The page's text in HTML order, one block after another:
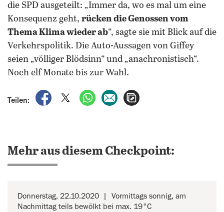
die SPD ausgeteilt: „Immer da, wo es mal um eine
Konsequenz geht, rücken die Genossen vom
Thema Klima wieder ab“, sagte sie mit Blick auf die
Verkehrspolitik. Die Auto-Aussagen von Giffey
seien „völliger Blödsinn“ und „anachronistisch“.
Noch elf Monate bis zur Wahl.
Teilen:
auf Facebook teilen
auf X teilenper WhatsApp teilen
per E-Mail teilen
Mehr aus diesem Checkpoint:
Donnerstag, 22.10.2020
Vormittags sonnig, am
Nachmittag teils bewölkt bei max. 19°C